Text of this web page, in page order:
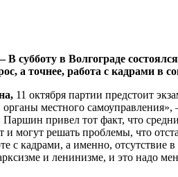
– В субботу в Волгограде
а точнее, работа с кадрами в
11 октября партии предстоит
местного самоуправления»,
привел тот факт, что
могут решать проблемы, что
с кадрами, а именно, отсутствие
и ленинизме, и это надо